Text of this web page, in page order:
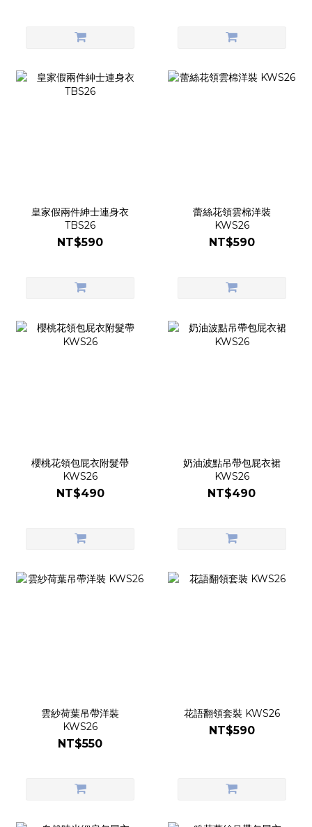
皇家假兩件紳士連身衣
TBS26
NT$590
蕾絲花領雲棉洋裝
KWS26
NT$590
櫻桃花領包屁衣附髮帶
KWS26
NT$490
奶油波點吊帶包屁衣裙
KWS26
NT$490
雲紗荷葉吊帶洋裝
KWS26
NT$550
花語翻領套裝 KWS26
NT$590